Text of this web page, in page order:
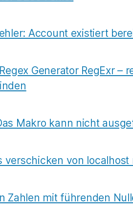
Account existiert
Generator RegExr –
Makro kann nicht
verschicken von localhost
Zahlen mit führenden